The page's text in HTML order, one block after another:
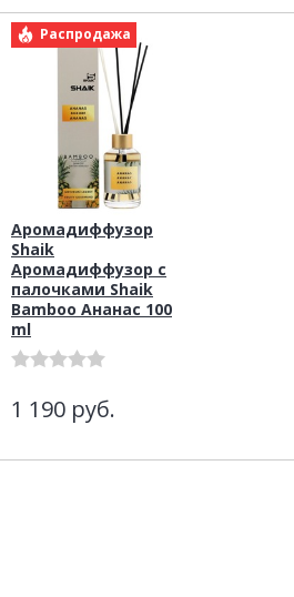
Распродажа
Аромадиффузор
Shaik
Аромадиффузор с
палочками Shaik
Bamboo Ананас 100
ml
1 190 руб.